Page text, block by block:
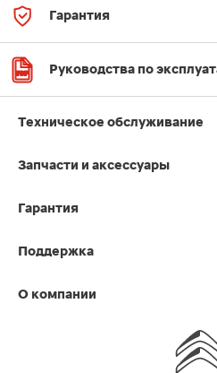
Гарантия
Руководства по
Техническое обслуживание
Запчасти и аксессуары
Гарантия
Поддержка
О компании